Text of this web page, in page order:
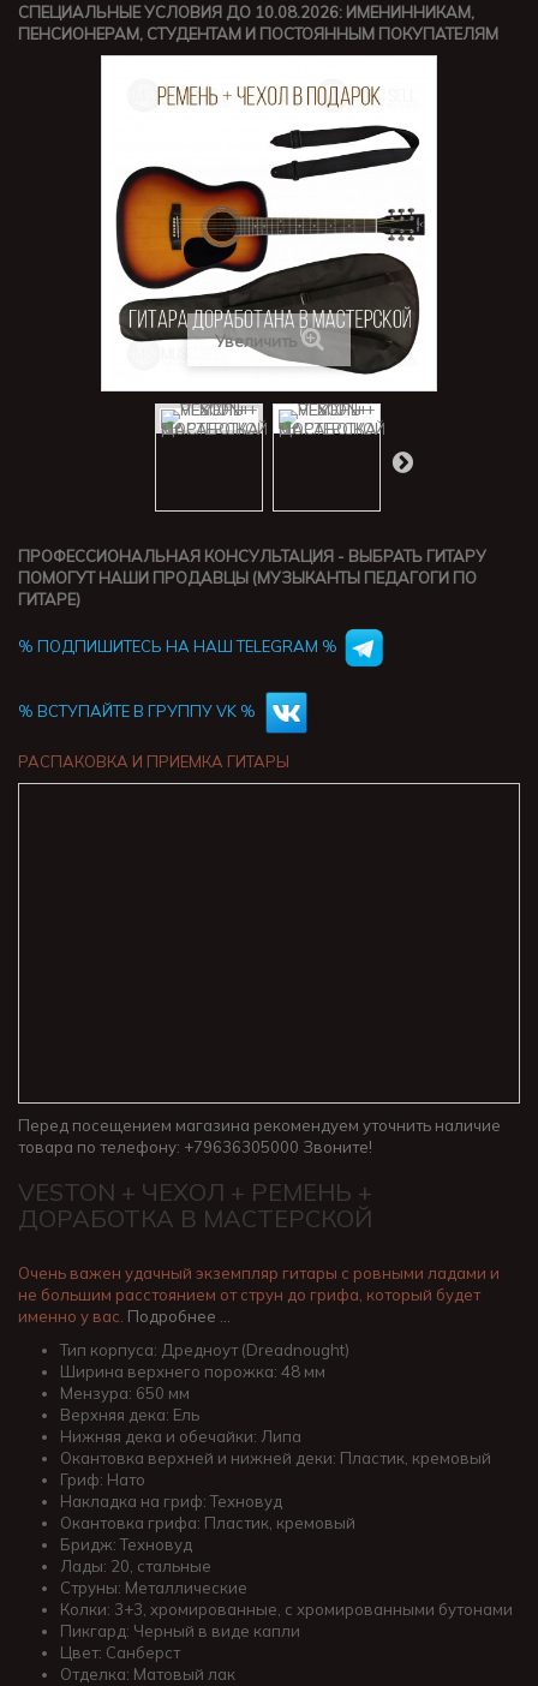
СПЕЦИАЛЬНЫЕ УСЛОВИЯ ДО 10.08.2026: ИМЕНИННИКАМ,
ПЕНСИОНЕРАМ, СТУДЕНТАМ И ПОСТОЯННЫМ ПОКУПАТЕЛЯМ
Увеличить
ПРОФЕССИОНАЛЬНАЯ КОНСУЛЬТАЦИЯ - ВЫБРАТЬ ГИТАРУ
ПОМОГУТ НАШИ ПРОДАВЦЫ (МУЗЫКАНТЫ ПЕДАГОГИ ПО
ГИТАРЕ)
% ПОДПИШИТЕСЬ НА НАШ TELEGRAM %
% ВСТУПАЙТЕ В ГРУППУ VK %
РАСПАКОВКА И ПРИЕМКА ГИТАРЫ
Перед посещением магазина рекомендуем уточнить наличие
товара по телефону: +79636305000 Звоните!
VESTON + ЧЕХОЛ + РЕМЕНЬ +
ДОРАБОТКА В МАСТЕРСКОЙ
Очень важен удачный экземпляр гитары с ровными ладами и
не большим расстоянием от струн до грифа, который будет
именно у вас. Подробнее …
Тип корпуса: Дредноут (Dreadnought)
Ширина верхнего порожка: 48 мм
Мензура: 650 мм
Верхняя дека: Ель
Нижняя дека и обечайки: Липа
Окантовка верхней и нижней деки: Пластик, кремовый
Гриф: Нато
Накладка на гриф: Техновуд
Окантовка грифа: Пластик, кремовый
Бридж: Техновуд
Лады: 20, стальные
Струны: Металлические
Колки: 3+3, хромированные, с хромированными бутонами
Пикгард: Черный в виде капли
Цвет: Санберст
Отделка: Матовый лак